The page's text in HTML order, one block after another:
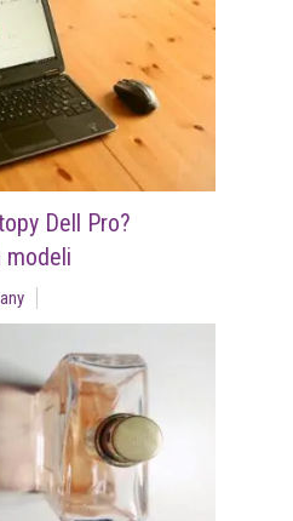
Dell Pro?
modeli